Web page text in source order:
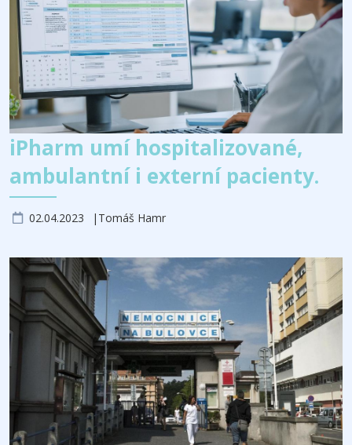
iPharm umí hospitalizované,
ambulantní i externí pacienty.
02.04.2023 Tomáš Hamr